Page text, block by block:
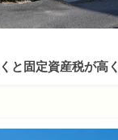
と固定資産税が高